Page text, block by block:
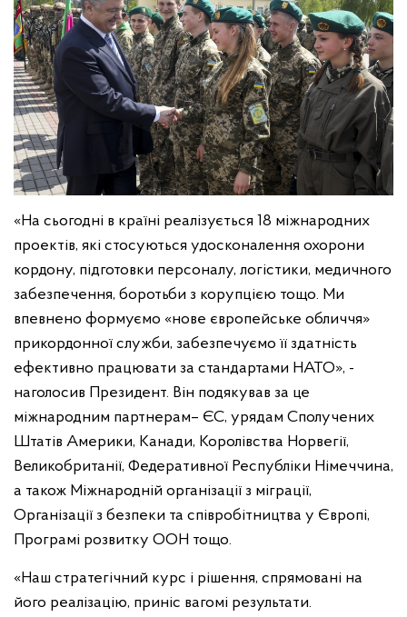
«На сьогодні в країні реалізується 18 міжнародних
проектів, які стосуються удосконалення охорони
кордону, підготовки персоналу, логістики, медичного
забезпечення, боротьби з корупцією тощо. Ми
впевнено формуємо «нове європейське обличчя»
прикордонної служби, забезпечуємо її здатність
ефективно працювати за стандартами НАТО», -
наголосив Президент. Він подякував за це
міжнародним партнерам– ЄС, урядам Сполучених
Штатів Америки, Канади, Королівства Норвегії,
Великобританії, Федеративної Республіки Німеччина,
а також Міжнародній організації з міграції,
Організації з безпеки та співробітництва у Європі,
Програмі розвитку ООН тощо.
«Наш стратегічний курс і рішення, спрямовані на
його реалізацію, приніс вагомі результати.